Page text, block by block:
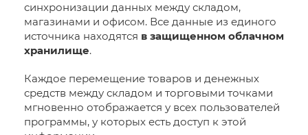
синхронизации данных между складом,
магазинами и офисом. Все данные из единого
источника находятся в защищенном облачном
хранилище.
Каждое перемещение товаров и денежных
средств между складом и торговыми точками
мгновенно отображается у всех пользователей
программы, у которых есть доступ к этой